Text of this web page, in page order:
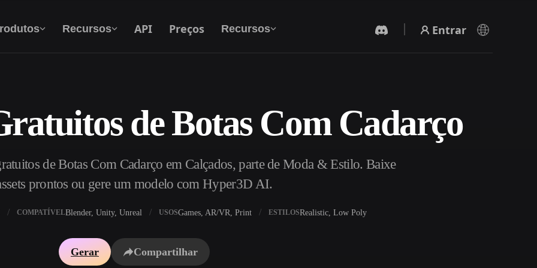
Recursos API Preços Recursos Entrar
Texto Para 3D
Do prompt de texto ao objeto 3D — na hora.
Gerador De Vídeo IA
Crie vídeos a partir de texto ou imagens com
IA.
API
de trabalho.
Conversor de SVG para 3D
de Botas Com Cadarço
de Botas Com Cadarço em Calçados, parte de Moda & Estilo. Baixe
prontos ou gere um modelo com Hyper3D AI.
COMPATÍVELBlender, Unity, Unreal USOSGames, AR/VR, Print ESTILOSRealistic, Low Poly
Gerar Compartilhar